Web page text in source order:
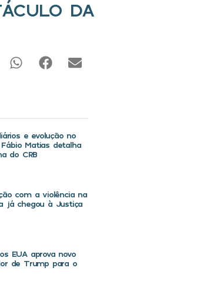
DA
e evolução no
Fábio Matias detalha
do CRB
com a violência na
já chegou à Justiça
EUA aprova novo
de Trump para o